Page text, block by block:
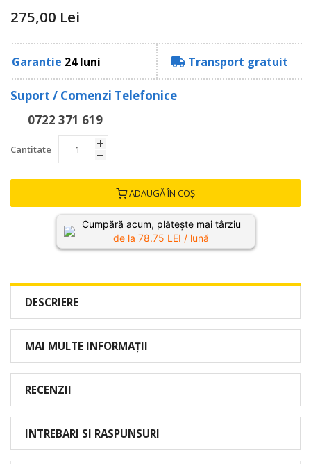
275,00 Lei
Garantie 24 luni Transport gratuit
Suport / Comenzi Telefonice
0722 371 619
Cantitate
ADAUGĂ ÎN COȘ
Cumpără acum, plătește mai târziu
de la 78.75 LEI / lună
DESCRIERE
MAI MULTE INFORMAȚII
RECENZII
INTREBARI SI RASPUNSURI